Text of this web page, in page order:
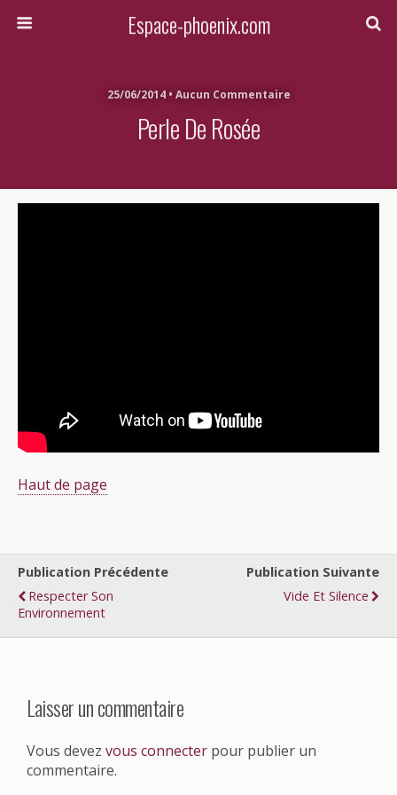
Espace-phoenix.com
25/06/2014 • Aucun Commentaire
Perle De Rosée
Haut de page
Publication Précédente
Respecter Son
Environnement
Publication Suivante
Vide Et Silence
Laisser un commentaire
Vous devez vous connecter pour publier un
commentaire.